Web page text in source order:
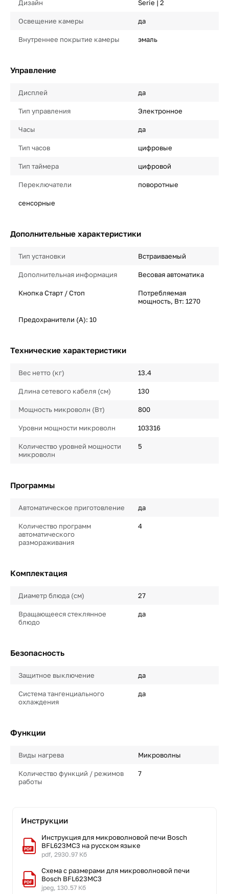
Дизайн Serie | 2
Освещение камеры да
Внутреннее покрытие камеры эмаль
Управление
Дисплей да
Тип управления Электронное
Часы да
Тип часов цифровые
Тип таймера цифровой
Переключатели поворотные
сенсорные
Дополнительные характеристики
Тип установки Встраиваемый
Дополнительная информация Весовая автоматика
Кнопка Старт / Стоп
Потребляемая
мощность, Вт: 1270
Предохранители (А): 10
Технические характеристики
Вес нетто (кг) 13.4
Длина сетевого кабеля (см) 130
Мощность микроволн (Вт) 800
Уровни мощности микроволн 103316
Количество уровней мощности
микроволн
5
Программы
Автоматическое приготовление да
Количество программ
автоматического
размораживания
4
Комплектация
Диаметр блюда (см) 27
Вращающееся стеклянное
блюдо
да
Безопасность
Защитное выключение да
Система тангенциального
охлаждения
да
Функции
Виды нагрева Микроволны
Количество функций / режимов
работы
7
Инструкции
Инструкция для микроволновой печи Bosch
BFL623MC3 на русском языке
pdf, 2930.97 Кб
Схема с размерами для микроволновой печи
Bosch BFL623MC3
jpeg, 130.57 Кб